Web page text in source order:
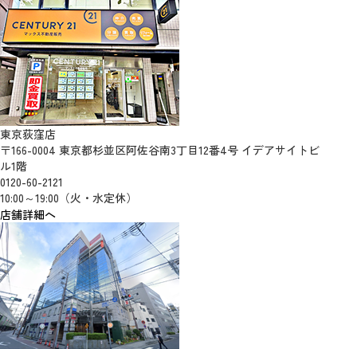
東京荻窪店
〒166-0004 東京都杉並区阿佐谷南3丁目12番4号 イデアサイトビ
ル1階
0120-60-2121
10:00～19:00（火・水定休）
店舗詳細へ